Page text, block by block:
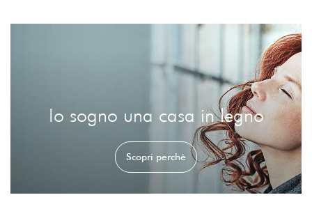
Io sogno una casa in legno
Scopri perchè